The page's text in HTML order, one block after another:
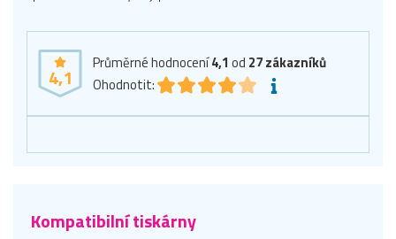
4,1
Průměrné hodnocení4,1 od 27zákazníků
Ohodnotit:
Kompatibilní tiskárny